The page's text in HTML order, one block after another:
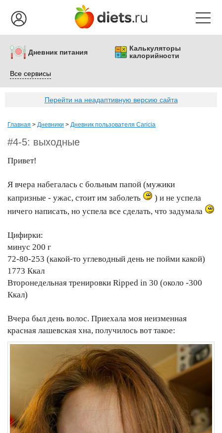
Дневник питания
Калькуляторы
калорийности
Все сервисы
Перейти на неадаптивную версию сайта
Главная > Дневники > Дневник пользователя Caricia
#4-5: выходные
Привет!
Я вчера набегалась с больным папой (мужики
капризные - ужас, стоит им заболеть
) и не успела
ничего написать, но успела все сделать, что задумала
Цифирки:
минус 200 г
72-80-253 (какой-то углеводный день не пойми какой)
1773 Ккал
Второнедельная тренировки Ripped in 30 (около -300
Ккал)
Вчера был день волос. Приехала моя неизменная
красная лашевская хна, получилось вот такое: